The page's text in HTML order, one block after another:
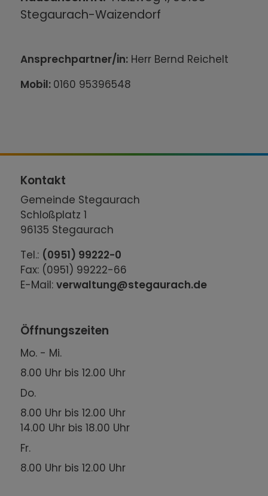
Stegaurach-Waizendorf
Ansprechpartner/in: Herr Bernd Reichelt
Mobil: 0160 95396548
Kontakt
Gemeinde Stegaurach
Schloßplatz 1
96135 Stegaurach
Tel.: (0951) 99222-0
Fax: (0951) 99222-66
E-Mail:verwaltung@stegaurach.de
Öffnungszeiten
Mo. - Mi.
8.00 Uhr bis 12.00 Uhr
Do.
8.00 Uhr bis 12.00 Uhr
14.00 Uhr bis 18.00 Uhr
Fr.
8.00 Uhr bis 12.00 Uhr